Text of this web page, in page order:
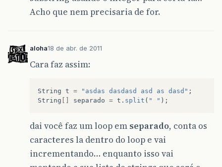
Acho que nem precisaria de for.
aloha18 de abr. de 2011
Cara faz assim:
String t = "asdas dasdasd asd as dasd" ;
String
separado = t . split ( " " );
dai você faz um loop em separado, conta os
caracteres la dentro do loop e vai
incrementando… enquanto isso vai